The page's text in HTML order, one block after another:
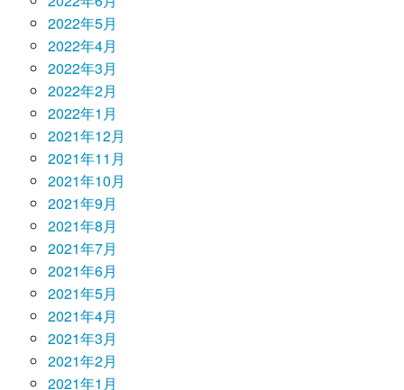
2022年5月
2022年4月
2022年3月
2022年2月
2022年1月
2021年12月
2021年11月
2021年10月
2021年9月
2021年8月
2021年7月
2021年6月
2021年5月
2021年4月
2021年3月
2021年2月
2021年1月